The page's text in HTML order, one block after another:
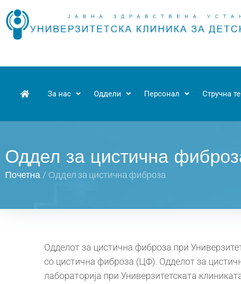
За нас Оддели Персонал Стручна
Оддел за цистична
Почетна / Оддел за цистична фиброза
Одделот за цистична фиброза при
со цистична фиброза (ЦФ). Одделот за
лабораторија при Универзитетската